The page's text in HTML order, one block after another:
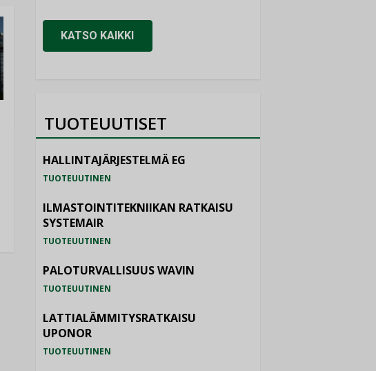
KATSO KAIKKI
TUOTEUUTISET
HALLINTAJÄRJESTELMÄ EG
TUOTEUUTINEN
ILMASTOINTITEKNIIKAN RATKAISU
SYSTEMAIR
TUOTEUUTINEN
PALOTURVALLISUUS WAVIN
TUOTEUUTINEN
LATTIALÄMMITYSRATKAISU
UPONOR
TUOTEUUTINEN